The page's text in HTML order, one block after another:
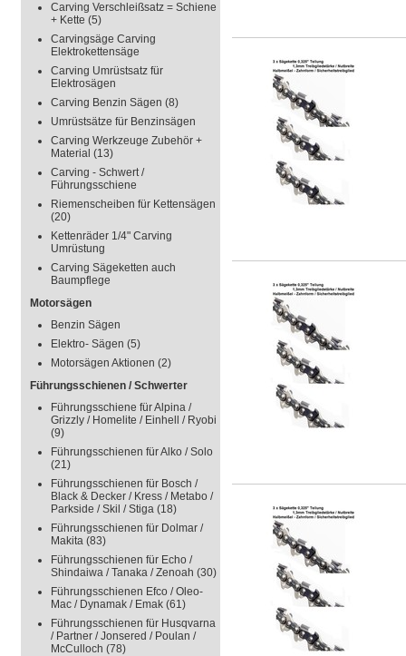
Carving Verschleißsatz = Schiene
+ Kette (5)
Carvingsäge Carving
Elektrokettensäge
Carving Umrüstsatz für
Elektrosägen
Carving Benzin Sägen (8)
Umrüstsätze für Benzinsägen
Carving Werkzeuge Zubehör +
Material (13)
Carving - Schwert /
Führungsschiene
Riemenscheiben für Kettensägen
(20)
Kettenräder 1/4" Carving
Umrüstung
Carving Sägeketten auch
Baumpflege
Motorsägen
Benzin Sägen
Elektro- Sägen (5)
Motorsägen Aktionen (2)
Führungsschienen / Schwerter
Führungsschiene für Alpina /
Grizzly / Homelite / Einhell / Ryobi
(9)
Führungsschienen für Alko / Solo
(21)
Führungsschienen für Bosch /
Black & Decker / Kress / Metabo /
Parkside / Skil / Stiga (18)
Führungsschienen für Dolmar /
Makita (83)
Führungsschienen für Echo /
Shindaiwa / Tanaka / Zenoah (30)
Führungsschienen Efco / Oleo-
Mac / Dynamak / Emak (61)
Führungsschienen für Husqvarna
/ Partner / Jonsered / Poulan /
McCulloch (78)